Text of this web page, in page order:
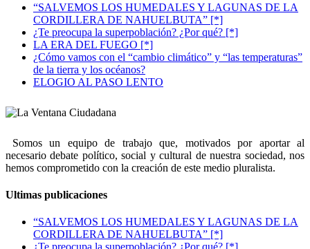
“SALVEMOS LOS HUMEDALES Y LAGUNAS DE LA
CORDILLERA DE NAHUELBUTA” [*]
¿Te preocupa la superpoblación? ¿Por qué? [*]
LA ERA DEL FUEGO [*]
¿Cómo vamos con el “cambio climático” y “las temperaturas”
de la tierra y los océanos?
ELOGIO AL PASO LENTO
Somos un equipo de trabajo que, motivados por aportar al
necesario debate político, social y cultural de nuestra sociedad, nos
hemos comprometido con la creación de este medio pluralista.
Ultimas publicaciones
“SALVEMOS LOS HUMEDALES Y LAGUNAS DE LA
CORDILLERA DE NAHUELBUTA” [*]